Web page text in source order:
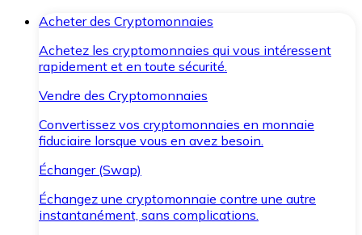
Acheter des Cryptomonnaies
Achetez les cryptomonnaies qui vous intéressent
rapidement et en toute sécurité.
Vendre des Cryptomonnaies
Convertissez vos cryptomonnaies en monnaie
fiduciaire lorsque vous en avez besoin.
Échanger (Swap)
Échangez une cryptomonnaie contre une autre
instantanément, sans complications.